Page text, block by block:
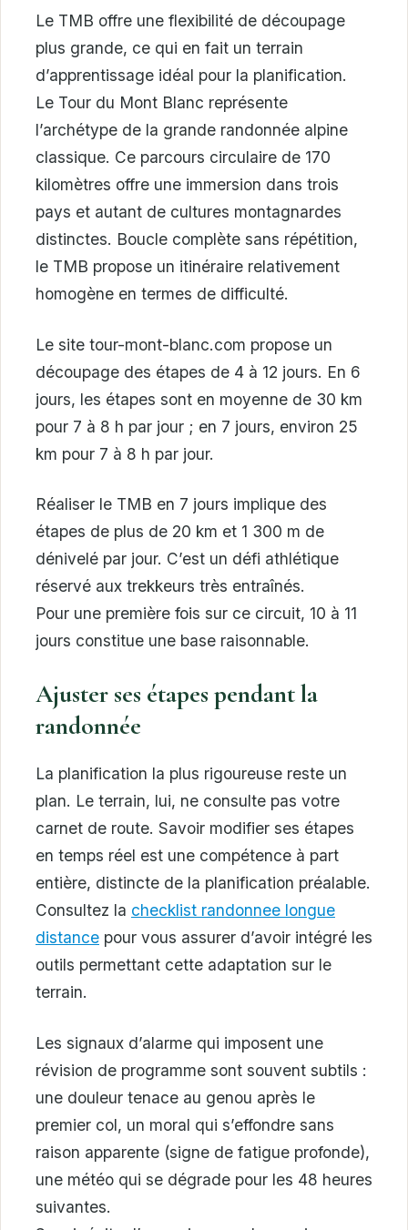
Le TMB offre une flexibilité de découpage
plus grande, ce qui en fait un terrain
d’apprentissage idéal pour la planification.
Le Tour du Mont Blanc représente
l’archétype de la grande randonnée alpine
classique. Ce parcours circulaire de 170
kilomètres offre une immersion dans trois
pays et autant de cultures montagnardes
distinctes. Boucle complète sans répétition,
le TMB propose un itinéraire relativement
homogène en termes de difficulté.
Le site tour-mont-blanc.com propose un
découpage des étapes de 4 à 12 jours. En 6
jours, les étapes sont en moyenne de 30 km
pour 7 à 8 h par jour ; en 7 jours, environ 25
km pour 7 à 8 h par jour.
Réaliser le TMB en 7 jours implique des
étapes de plus de 20 km et 1 300 m de
dénivelé par jour. C’est un défi athlétique
réservé aux trekkeurs très entraînés.
Pour une première fois sur ce circuit, 10 à 11
jours constitue une base raisonnable.
Ajuster ses étapes pendant la
randonnée
La planification la plus rigoureuse reste un
plan. Le terrain, lui, ne consulte pas votre
carnet de route. Savoir modifier ses étapes
en temps réel est une compétence à part
entière, distincte de la planification préalable.
Consultez la checklist randonnee longue
distance pour vous assurer d’avoir intégré les
outils permettant cette adaptation sur le
terrain.
Les signaux d’alarme qui imposent une
révision de programme sont souvent subtils :
une douleur tenace au genou après le
premier col, un moral qui s’effondre sans
raison apparente (signe de fatigue profonde),
une météo qui se dégrade pour les 48 heures
suivantes.